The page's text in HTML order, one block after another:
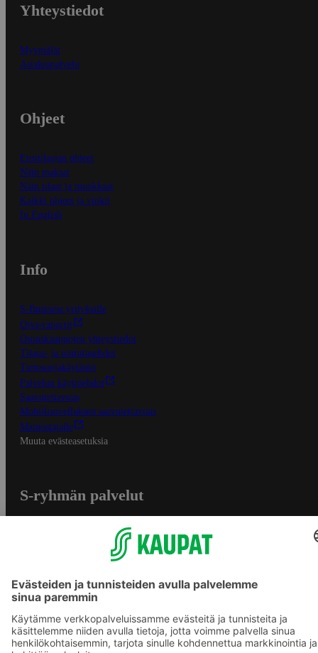
Yhteystiedot
Myymälät
Asiakaspalvelu
Ohjeet
Ensitilaajan ohjeet
Näin maksat
Näin tilaat ja muokkaat
Kaikki ohjeet ja vinkit
In English
Info
S-Business yrityksille
Oiva-raportit
Osuuskauppojen yhteystiedot
Tilaus- ja toimitusehdot
Tietosuojakäytäntö
Palvelun käyttöehdot
Saavutettavuus
Mobiilisovelluksen saavutettavuus
Mainostajalle
Muuta evästeasetuksia
S-ryhmän palvelut
S-ostoslista -sovellus
Prisma.fi
Sokos.fi
S-Pankki
Yhteishyvä